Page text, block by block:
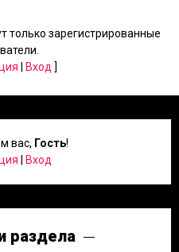
только зарегистрированные
Вход ]
вас, Гость!
Вход
раздела